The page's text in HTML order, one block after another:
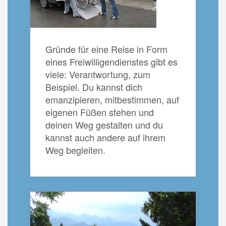
Gründe für eine Reise in Form
eines Freiwilligendienstes gibt es
viele: Verantwortung, zum
Beispiel. Du kannst dich
emanzipieren, mitbestimmen, auf
eigenen Füßen stehen und
deinen Weg gestalten und du
kannst auch andere auf ihrem
Weg begleiten.